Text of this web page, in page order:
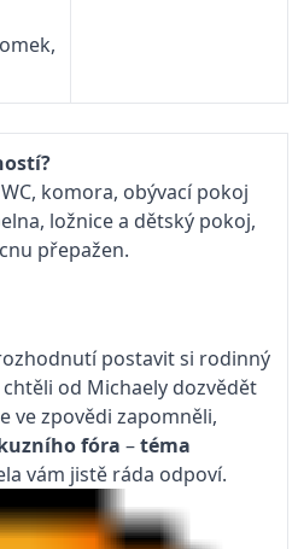
komora, obývací pokoj
ložnice a dětský pokoj,
přepažen.
postavit si rodinný
od Michaely dozvědět
ve zpovědi zapomněli,
fóra –téma
vám jistě ráda odpoví.